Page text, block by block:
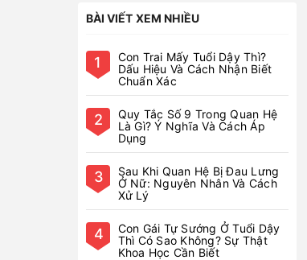
BÀI VIẾT XEM NHIỀU
1
Con Trai Mấy Tuổi Dậy Thì?
Dấu Hiệu Và Cách Nhận Biết
Chuẩn Xác
2
Quy Tắc Số 9 Trong Quan Hệ
Là Gì? Ý Nghĩa Và Cách Áp
Dụng
3
Sau Khi Quan Hệ Bị Đau Lưng
Ở Nữ: Nguyên Nhân Và Cách
Xử Lý
4
Con Gái Tự Sướng Ở Tuổi Dậy
Thì Có Sao Không? Sự Thật
Khoa Học Cần Biết